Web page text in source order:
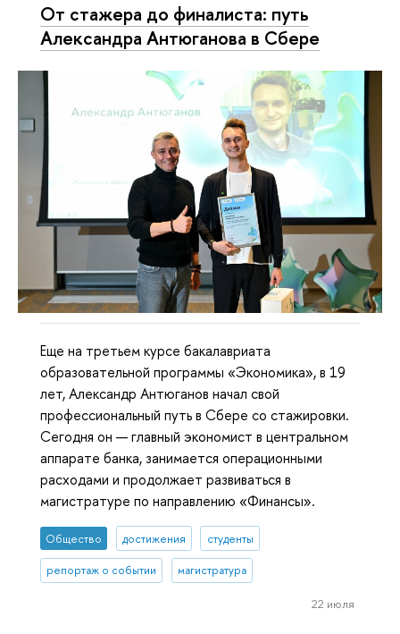
От стажера до финалиста: путь
Александра Антюганова в Сбере
Еще на третьем курсе бакалавриата
образовательной программы «Экономика», в 19
лет, Александр Антюганов начал свой
профессиональный путь в Сбере со стажировки.
Сегодня он — главный экономист в центральном
аппарате банка, занимается операционными
расходами и продолжает развиваться в
магистратуре по направлению «Финансы».
Общество достижения студенты
репортаж о событии магистратура
22 июля